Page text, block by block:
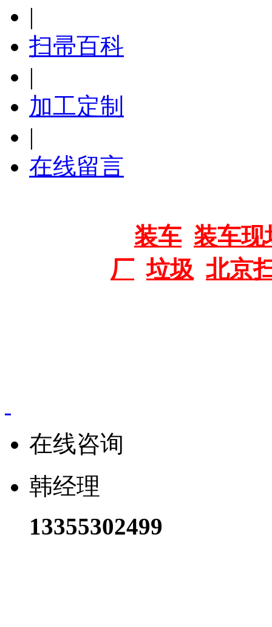
|
扫帚百科
|
加工定制
|
在线留言
装车 装车现
厂 垃圾 北京
在线咨询
韩经理
13355302499